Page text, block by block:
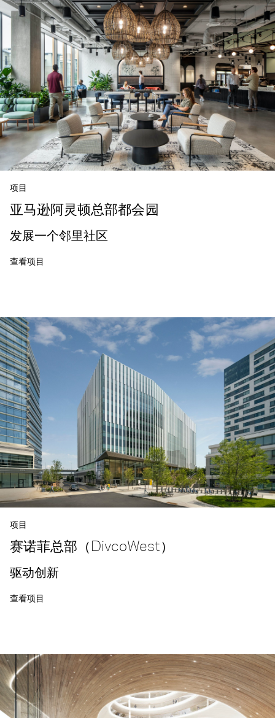
项目
亚马逊阿灵顿总部都会园
发展一个邻里社区
查看项目
项目
赛诺菲总部（DivcoWest）
驱动创新
查看项目